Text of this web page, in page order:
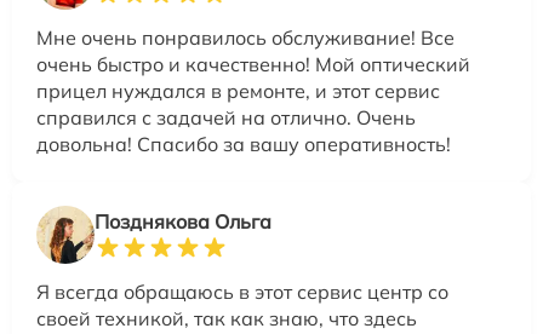
Мне очень понравилось обслуживание! Все
очень быстро и качественно! Мой оптический
прицел нуждался в ремонте, и этот сервис
справился с задачей на отлично. Очень
довольна! Спасибо за вашу оперативность!
Позднякова Ольга
Я всегда обращаюсь в этот сервис центр со
своей техникой, так как знаю, что здесь